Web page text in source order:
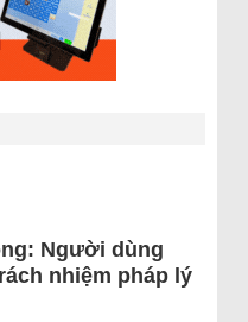
Người dùng
nhiệm pháp lý